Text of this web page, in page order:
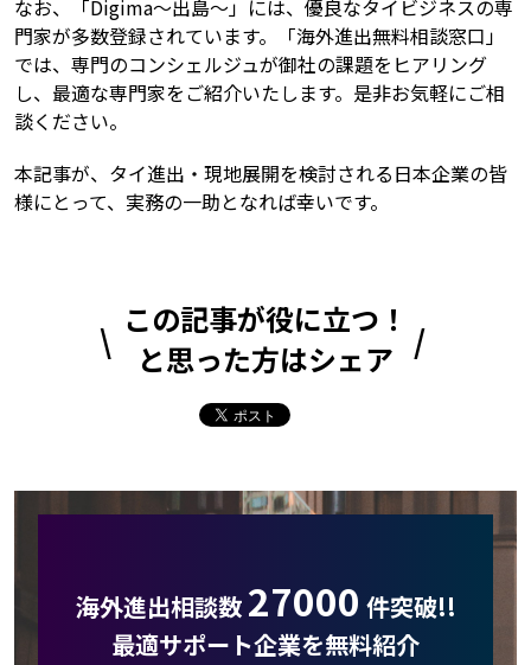
なお、「Digima～出島～」には、優良なタイビジネスの専
門家が多数登録されています。「海外進出無料相談窓口」
では、専門のコンシェルジュが御社の課題をヒアリング
し、最適な専門家をご紹介いたします。是非お気軽にご相
談ください。
本記事が、タイ進出・現地展開を検討される日本企業の皆
様にとって、実務の一助となれば幸いです。
この記事が役に立つ！
と思った方はシェア
海外進出相談数 27000 件突破!!
最適サポート企業を無料紹介